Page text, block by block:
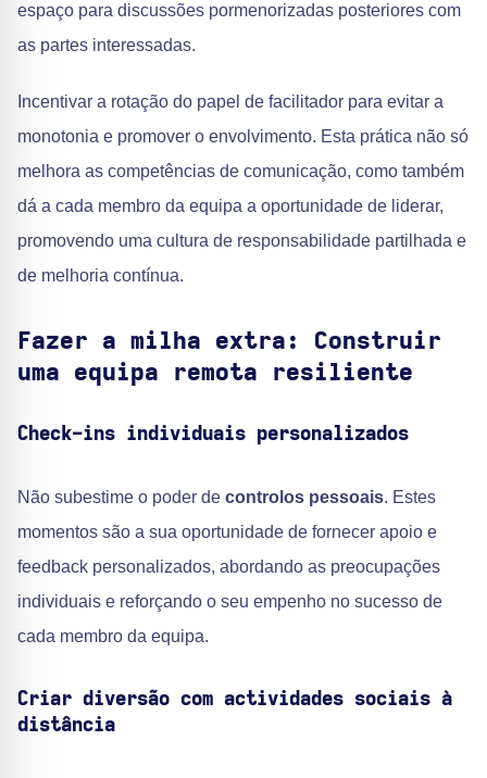
espaço para discussões pormenorizadas posteriores com
as partes interessadas.
Incentivar a rotação do papel de facilitador para evitar a
monotonia e promover o envolvimento. Esta prática não só
melhora as competências de comunicação, como também
dá a cada membro da equipa a oportunidade de liderar,
promovendo uma cultura de responsabilidade partilhada e
de melhoria contínua.
Fazer a milha extra: Construir
uma equipa remota resiliente
Check-ins individuais personalizados
Não subestime o poder de controlos pessoais. Estes
momentos são a sua oportunidade de fornecer apoio e
feedback personalizados, abordando as preocupações
individuais e reforçando o seu empenho no sucesso de
cada membro da equipa.
Criar diversão com actividades sociais à
distância